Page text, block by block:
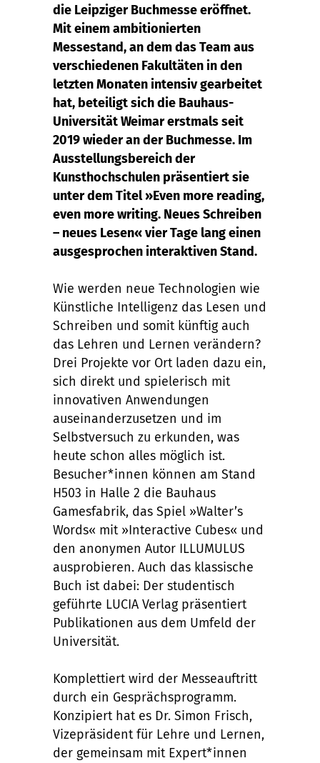
die Leipziger Buchmesse eröffnet.
Mit einem ambitionierten
Messestand, an dem das Team aus
verschiedenen Fakultäten in den
letzten Monaten intensiv gearbeitet
hat, beteiligt sich die Bauhaus-
Universität Weimar erstmals seit
2019 wieder an der Buchmesse. Im
Ausstellungsbereich der
Kunsthochschulen präsentiert sie
unter dem Titel »Even more reading,
even more writing. Neues Schreiben
– neues Lesen« vier Tage lang einen
ausgesprochen interaktiven Stand.
Wie werden neue Technologien wie
Künstliche Intelligenz das Lesen und
Schreiben und somit künftig auch
das Lehren und Lernen verändern?
Drei Projekte vor Ort laden dazu ein,
sich direkt und spielerisch mit
innovativen Anwendungen
auseinanderzusetzen und im
Selbstversuch zu erkunden, was
heute schon alles möglich ist.
Besucher*innen können am Stand
H503 in Halle 2 die Bauhaus
Gamesfabrik, das Spiel »Walter’s
Words« mit »Interactive Cubes« und
den anonymen Autor ILLUMULUS
ausprobieren. Auch das klassische
Buch ist dabei: Der studentisch
geführte LUCIA Verlag präsentiert
Publikationen aus dem Umfeld der
Universität.
Komplettiert wird der Messeauftritt
durch ein Gesprächsprogramm.
Konzipiert hat es Dr. Simon Frisch,
Vizepräsident für Lehre und Lernen,
der gemeinsam mit Expert*innen